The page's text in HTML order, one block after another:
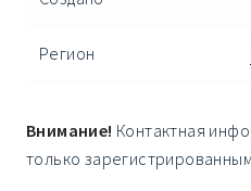
Регион
Внимание! Контактная
только